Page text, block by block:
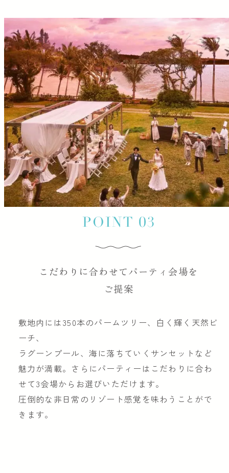
こだわりに合わせてパーティ会場を
ご提案
敷地内には350本のパームツリー、白く輝く天然ビ
ーチ、
ラグーンプール、海に落ちていくサンセットなど
魅力が満載。さらにパーティーはこだわりに合わ
せて3会場からお選びいただけます。
圧倒的な非日常のリゾート感覚を味わうことがで
きます。